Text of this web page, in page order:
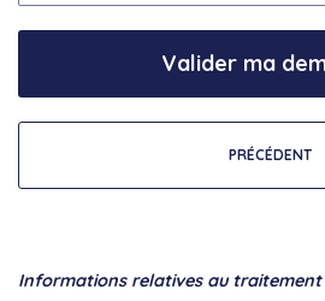
PRÉCÉDENT
Valider ma
Informations relatives au traitement